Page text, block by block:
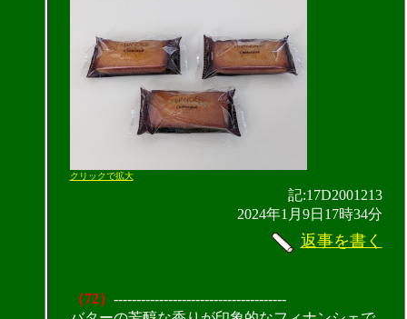
クリックで拡大
記:17D2001213
2024年1月9日17時34分
返事を書く
（72） --------------------------------------